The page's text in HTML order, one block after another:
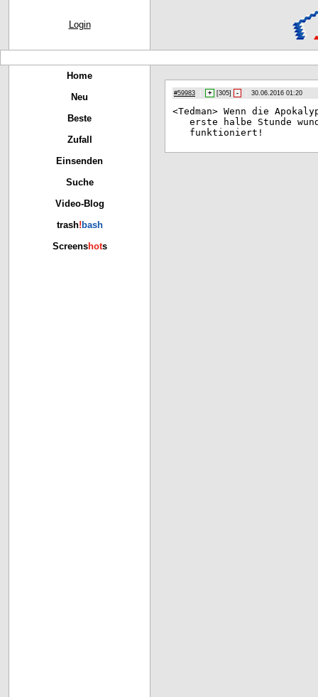
Login
Home
Neu
Beste
Zufall
Einsenden
Suche
Video-Blog
trash! bash
Screenshots
#59983 + [305] - 30.06.2016 01:20
<Tedman> Wenn die
erste halbe Stunde
funktioniert!